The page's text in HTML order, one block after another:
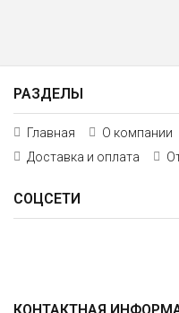
РАЗДЕЛЫ
Главная О компании
Доставка и оплата
СОЦСЕТИ